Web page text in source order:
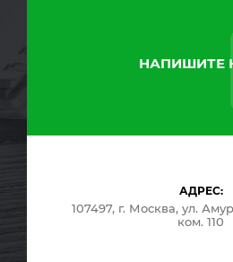
НАПИШИТЕ
АДРЕС:
107497, г. Москва, ул.
ком. 110